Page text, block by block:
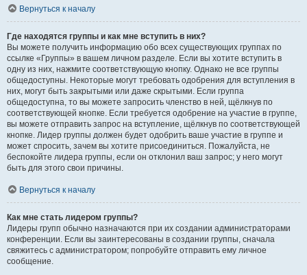
Вернуться к началу
Где находятся группы и как мне вступить в них?
Вы можете получить информацию обо всех существующих группах по
ссылке «Группы» в вашем личном разделе. Если вы хотите вступить в
одну из них, нажмите соответствующую кнопку. Однако не все группы
общедоступны. Некоторые могут требовать одобрения для вступления в
них, могут быть закрытыми или даже скрытыми. Если группа
общедоступна, то вы можете запросить членство в ней, щёлкнув по
соответствующей кнопке. Если требуется одобрение на участие в группе,
вы можете отправить запрос на вступление, щёлкнув по соответствующей
кнопке. Лидер группы должен будет одобрить ваше участие в группе и
может спросить, зачем вы хотите присоединиться. Пожалуйста, не
беспокойте лидера группы, если он отклонил ваш запрос; у него могут
быть для этого свои причины.
Вернуться к началу
Как мне стать лидером группы?
Лидеры групп обычно назначаются при их создании администраторами
конференции. Если вы заинтересованы в создании группы, сначала
свяжитесь с администратором; попробуйте отправить ему личное
сообщение.